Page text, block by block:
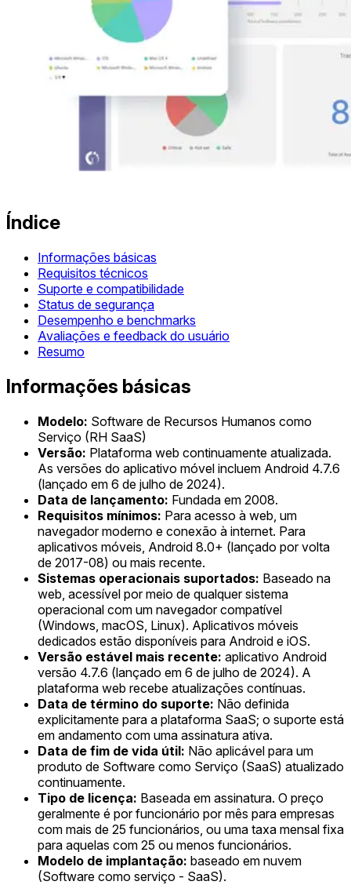
Índice
Informações básicas
Requisitos técnicos
Suporte e compatibilidade
Status de segurança
Desempenho e benchmarks
Avaliações e feedback do usuário
Resumo
Informações básicas
Modelo: Software de Recursos Humanos como
Serviço (RH SaaS)
Versão: Plataforma web continuamente atualizada.
As versões do aplicativo móvel incluem Android 4.7.6
(lançado em 6 de julho de 2024).
Data de lançamento: Fundada em 2008.
Requisitos mínimos: Para acesso à web, um
navegador moderno e conexão à internet. Para
aplicativos móveis, Android 8.0+ (lançado por volta
de 2017-08) ou mais recente.
Sistemas operacionais suportados: Baseado na
web, acessível por meio de qualquer sistema
operacional com um navegador compatível
(Windows, macOS, Linux). Aplicativos móveis
dedicados estão disponíveis para Android e iOS.
Versão estável mais recente: aplicativo Android
versão 4.7.6 (lançado em 6 de julho de 2024). A
plataforma web recebe atualizações contínuas.
Data de término do suporte: Não definida
explicitamente para a plataforma SaaS; o suporte está
em andamento com uma assinatura ativa.
Data de fim de vida útil: Não aplicável para um
produto de Software como Serviço (SaaS) atualizado
continuamente.
Tipo de licença: Baseada em assinatura. O preço
geralmente é por funcionário por mês para empresas
com mais de 25 funcionários, ou uma taxa mensal fixa
para aquelas com 25 ou menos funcionários.
Modelo de implantação: baseado em nuvem
(Software como serviço - SaaS).